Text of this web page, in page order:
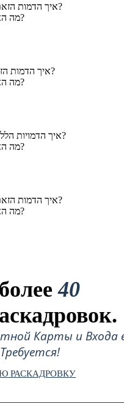
איך הדמות הזאת אינטראקציה עם הדמות הראשית?
מה האתגרים העומדים בפני הדמות הזאת?
איך הדמות הזאת אינטראקציה עם דמויות אחרות?
מה האתגרים העומדים בפני הדמות הזאת?
איך הדמויות הללו באים לידי ביטוי עם דמויות אחרות?
מה האתגרים העומדים בפני הדמות הזאת?
איך הדמות הזאת אינטראקציה עם הדמות הראשית?
מה האתגרים העומדים בפני הדמות הזאת?
40
Карты и Входа
РАСКАДРОВКУ